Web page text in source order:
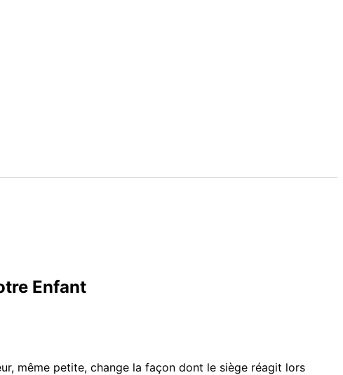
Enfant
même petite, change la façon dont le siège réagit lors